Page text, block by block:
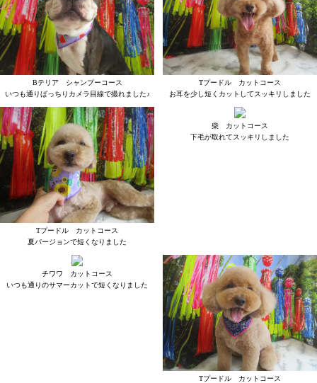
Bテリア シャンプーコース
いつも通りばっちりカメラ目線で撮れました♪
Tプードル カットコース
お耳を少し短くカットしてスッキリしました
Tプードル カットコース
夏バージョンで短くなりました
柴 カットコース
下毛が取れてスッキリしました
チワワ カットコース
いつも通りのサマーカットで短くなりました
Tプードル カットコース